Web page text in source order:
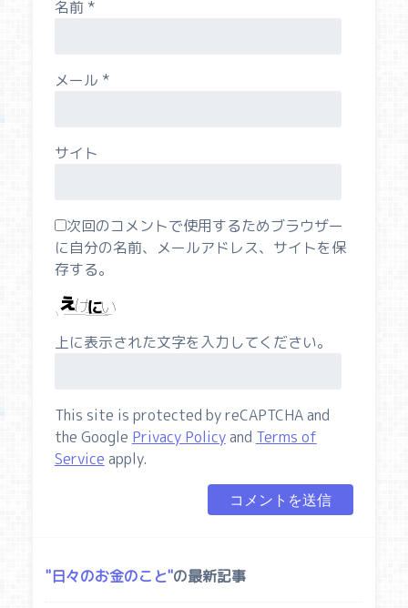
名前 *
メール *
サイト
次回のコメントで使用するためブラウザー
に自分の名前、メールアドレス、サイトを保
存する。
上に表示された文字を入力してください。
This site is protected by reCAPTCHA and
the Google Privacy Policyand Terms of
Service apply.
日々のお金のこと の最新記事